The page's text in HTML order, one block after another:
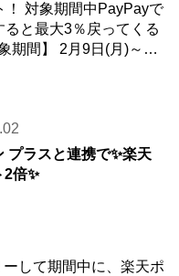
で
と最大3％戻ってくる
プラスと連携で✨楽天
倍✨
して期間中に、楽天ポ